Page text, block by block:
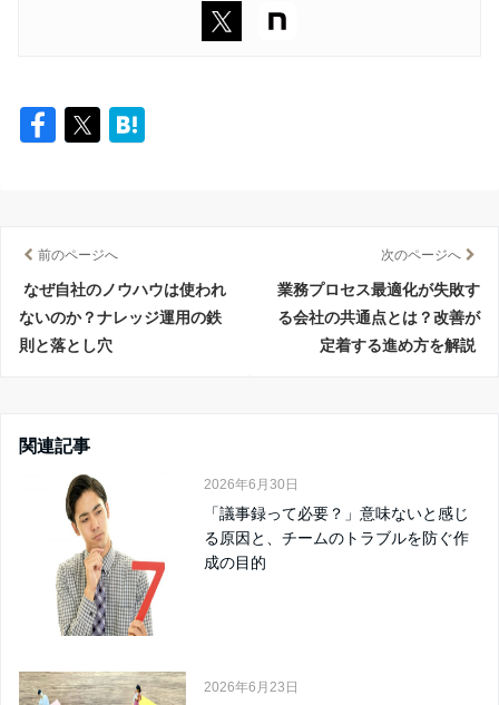
前のページへ
なぜ自社のノウハウは使われ
ないのか？ナレッジ運用の鉄
則と落とし穴
次のページへ
業務プロセス最適化が失敗す
る会社の共通点とは？改善が
定着する進め方を解説
関連記事
2026年6月30日
「議事録って必要？」意味ないと感じ
る原因と、チームのトラブルを防ぐ作
成の目的
2026年6月23日